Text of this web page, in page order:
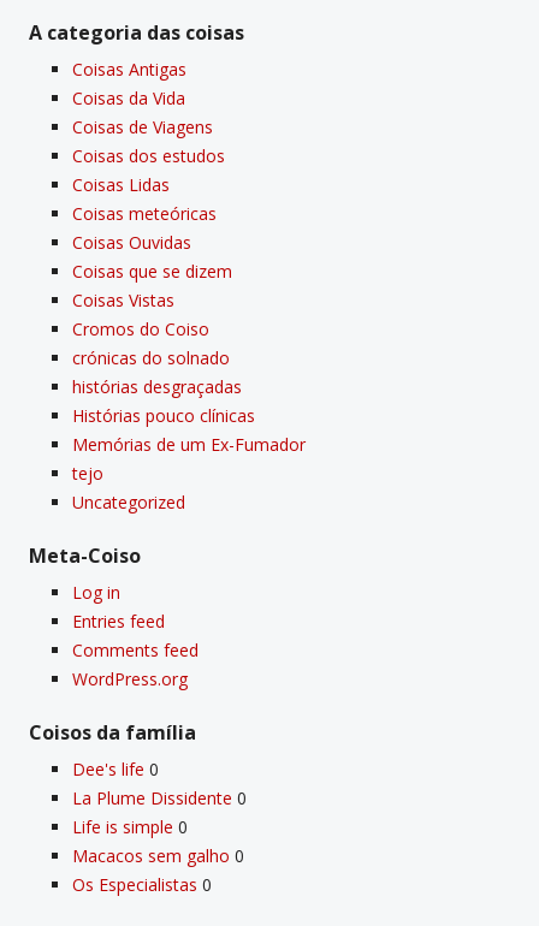
A categoria das coisas
Coisas Antigas
Coisas da Vida
Coisas de Viagens
Coisas dos estudos
Coisas Lidas
Coisas meteóricas
Coisas Ouvidas
Coisas que se dizem
Coisas Vistas
Cromos do Coiso
crónicas do solnado
histórias desgraçadas
Histórias pouco clí­nicas
Memórias de um Ex-Fumador
tejo
Uncategorized
Meta-Coiso
Log in
Entries feed
Comments feed
WordPress.org
Coisos da famí­lia
Dee's life 0
La Plume Dissidente 0
Life is simple 0
Macacos sem galho 0
Os Especialistas 0